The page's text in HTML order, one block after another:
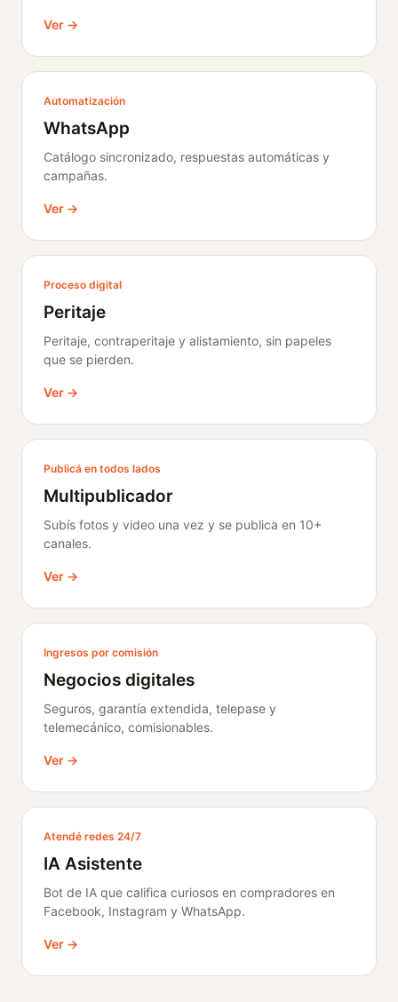
Ver →
Automatización
WhatsApp
Catálogo sincronizado, respuestas automáticas y
campañas.
Ver →
Proceso digital
Peritaje
Peritaje, contraperitaje y alistamiento, sin papeles
que se pierden.
Ver →
Publicá en todos lados
Multipublicador
Subís fotos y video una vez y se publica en 10+
canales.
Ver →
Ingresos por comisión
Negocios digitales
Seguros, garantía extendida, telepase y
telemecánico, comisionables.
Ver →
Atendé redes 24/7
IA Asistente
Bot de IA que califica curiosos en compradores en
Facebook, Instagram y WhatsApp.
Ver →